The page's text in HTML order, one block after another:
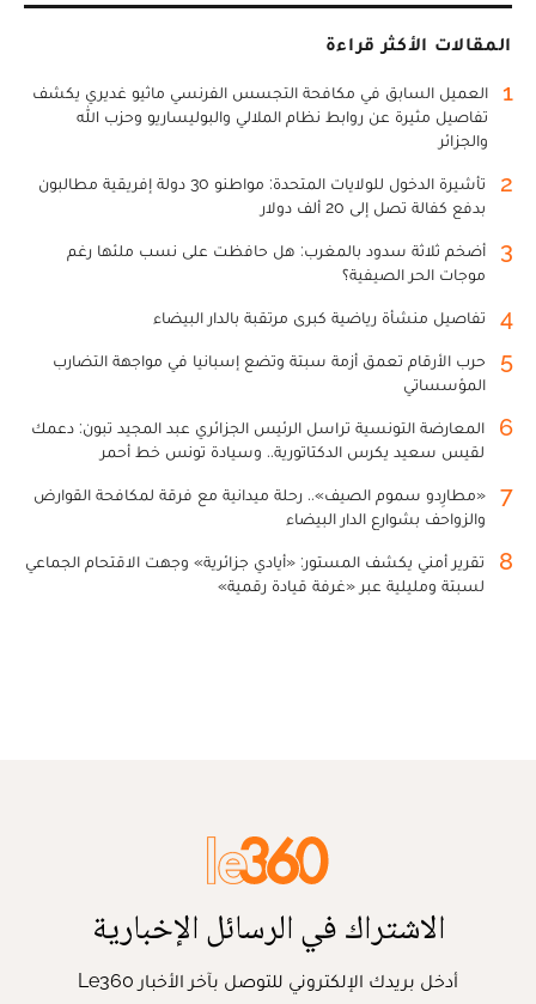
المقالات الأكثر قراءة
1
العميل السابق في مكافحة التجسس الفرنسي ماثيو غديري يكشف
تفاصيل مثيرة عن روابط نظام الملالي والبوليساريو وحزب الله
والجزائر
2
تأشيرة الدخول للولايات المتحدة: مواطنو 30 دولة إفريقية مطالبون
بدفع كفالة تصل إلى 20 ألف دولار
3
أضخم ثلاثة سدود بالمغرب: هل حافظت على نسب ملئها رغم
موجات الحر الصيفية؟
4 تفاصيل منشأة رياضية كبرى مرتقبة بالدار البيضاء
5
حرب الأرقام تعمق أزمة سبتة وتضع إسبانيا في مواجهة التضارب
المؤسساتي
6
المعارضة التونسية تراسل الرئيس الجزائري عبد المجيد تبون: دعمك
لقيس سعيد يكرس الدكتاتورية.. وسيادة تونس خط أحمر
7
«مطارِدو سموم الصيف».. رحلة ميدانية مع فرقة لمكافحة القوارض
والزواحف بشوارع الدار البيضاء
8
تقرير أمني يكشف المستور: «أيادي جزائرية» وجهت الاقتحام الجماعي
لسبتة ومليلية عبر «غرفة قيادة رقمية»
الاشتراك في الرسائل الإخبارية
أدخل بريدك الإلكتروني للتوصل بآخر الأخبار Le360